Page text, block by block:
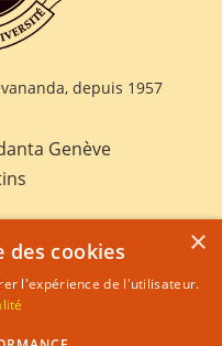
depuis 1957
Genève
×
des cookies
l'expérience de l'utilisateur.